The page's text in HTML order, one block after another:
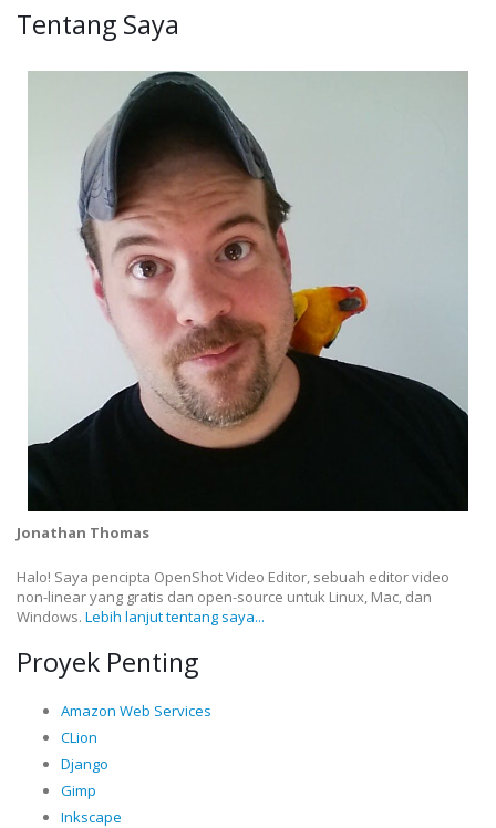
Tentang Saya
Jonathan Thomas
Halo! Saya pencipta OpenShot Video Editor, sebuah editor video
non-linear yang gratis dan open-source untuk Linux, Mac, dan
Windows. Lebih lanjut tentang saya...
Proyek Penting
Amazon Web Services
CLion
Django
Gimp
Inkscape